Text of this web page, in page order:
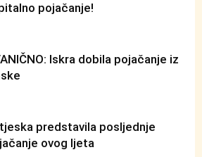
pojačanje!
Iskra dobila pojačanje iz
predstavila posljednje
ovog ljeta